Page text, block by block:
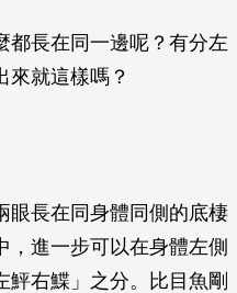
都長在同一邊呢？有分左
來就這樣嗎？
眼長在同身體同側的底棲
進一步可以在身體左側
右鰈」之分。比目魚剛